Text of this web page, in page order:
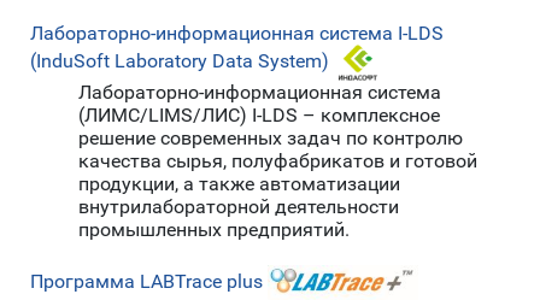
Лабораторно-информационная система I-LDS
(InduSoft Laboratory Data System)
Лабораторно-информационная система
(ЛИМС/LIMS/ЛИС) I-LDS – комплексное
решение современных задач по контролю
качества сырья, полуфабрикатов и готовой
продукции, а также автоматизации
внутрилабораторной деятельности
промышленных предприятий.
Программа LABTrace plus